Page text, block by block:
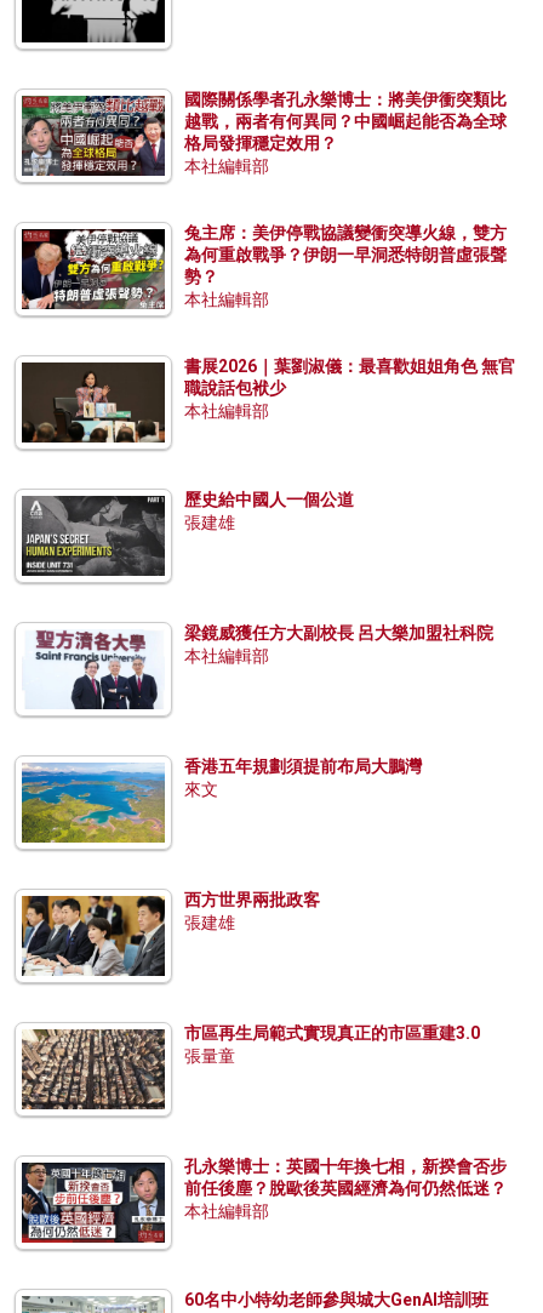
國際關係學者孔永樂博士：將美伊衝突類比
越戰，兩者有何異同？中國崛起能否為全球
格局發揮穩定效用？
本社編輯部
兔主席：美伊停戰協議變衝突導火線，雙方
為何重啟戰爭？伊朗一早洞悉特朗普虛張聲
勢？
本社編輯部
書展2026｜葉劉淑儀：最喜歡姐姐角色 無官
職說話包袱少
本社編輯部
歷史給中國人一個公道
張建雄
梁鏡威獲任方大副校長 呂大樂加盟社科院
本社編輯部
香港五年規劃須提前布局大鵬灣
來文
西方世界兩批政客
張建雄
市區再生局範式實現真正的市區重建3.0
張量童
孔永樂博士：英國十年換七相，新揆會否步
前任後塵？脫歐後英國經濟為何仍然低迷？
本社編輯部
60名中小特幼老師參與城大GenAI培訓班